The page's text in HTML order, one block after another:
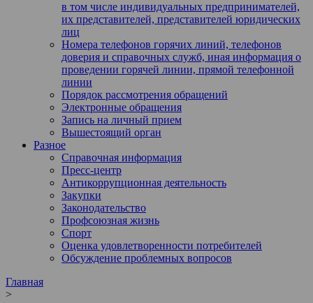
в том числе индивидуальных предпринимателей,
их представителей, представителей юридических
лиц
Номера телефонов горячих линий, телефонов
доверия и справочных служб, иная информация о
проведении горячей линии, прямой телефонной
линии
Порядок рассмотрения обращений
Электронные обращения
Запись на личный прием
Вышестоящий орган
Разное
Справочная информация
Пресс-центр
Антикоррупционная деятельность
Закупки
Законодательство
Профсоюзная жизнь
Спорт
Оценка удовлетворенности потребителей
Обсуждение проблемных вопросов
Главная
>